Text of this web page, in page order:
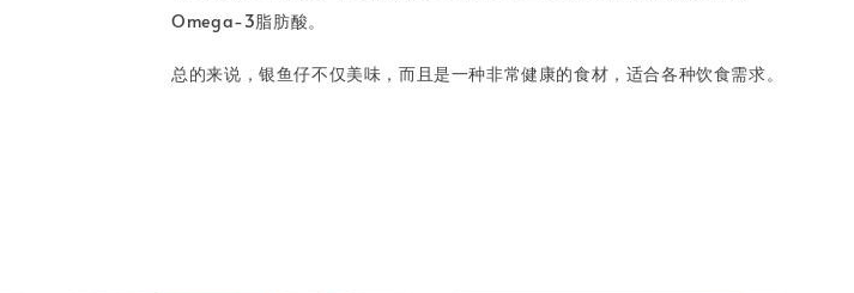
Omega-3脂肪酸。
总的来说，银鱼仔不仅美味，而且是一种非常健康的食材，适合各种饮食需求。